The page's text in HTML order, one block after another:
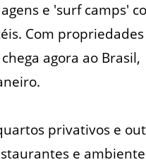
e 'surf camps'
Com
agora ao Brasil,
privativos e
e